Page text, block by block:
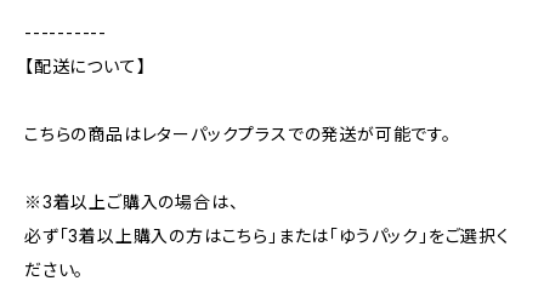
----------
【配送について】
こちらの商品はレターパックプラスでの発送が可能です。
※3着以上ご購入の場合は、
必ず「3着以上購入の方はこちら」または「ゆうパック」をご選択く
ださい。